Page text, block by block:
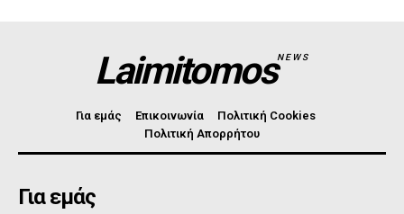
LaimitomosNEWS
Για εμάς Επικοινωνία
Πολιτική Cookies
Πολιτική Απορρήτου
Για εμάς